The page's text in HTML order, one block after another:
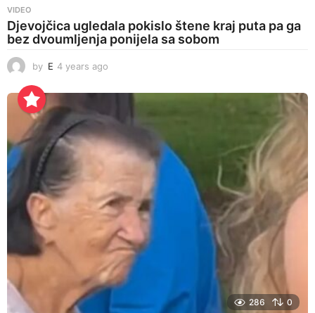
VIDEO
Djevojčica ugledala pokislo štene kraj puta pa ga
bez dvoumljenja ponijela sa sobom
by E 4 years ago
e
s
a
286 0